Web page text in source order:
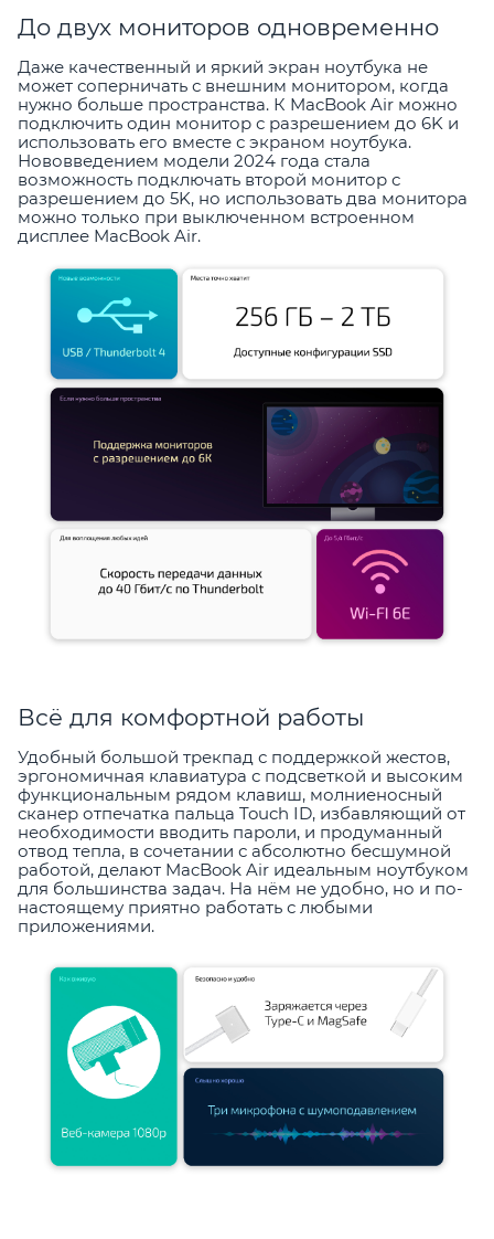
До двух мониторов одновременно
Даже качественный и яркий экран ноутбука не
может соперничать с внешним монитором, когда
нужно больше пространства. К MacBook Air можно
подключить один монитор с разрешением до 6K и
использовать его вместе с экраном ноутбука.
Нововведением модели 2024 года стала
возможность подключать второй монитор с
разрешением до 5K, но использовать два монитора
можно только при выключенном встроенном
дисплее MacBook Air.
Всё для комфортной работы
Удобный большой трекпад с поддержкой жестов,
эргономичная клавиатура с подсветкой и высоким
функциональным рядом клавиш, молниеносный
сканер отпечатка пальца Touch ID, избавляющий от
необходимости вводить пароли, и продуманный
отвод тепла, в сочетании с абсолютно бесшумной
работой, делают MacBook Air идеальным ноутбуком
для большинства задач. На нём не удобно, но и по-
настоящему приятно работать с любыми
приложениями.